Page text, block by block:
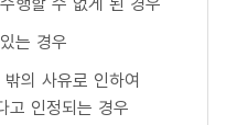
는 경우
의 사유로 인하여
고 인정되는 경우